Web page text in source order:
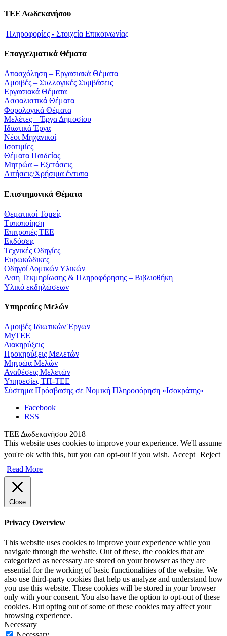
ΤΕΕ Δωδεκανήσου
Πληροφορίες - Στοιχεία Επικοινωνίας
Επαγγελματικά Θέματα
Απασχόληση – Εργασιακά Θέματα
Αμοιβές – Συλλογικές Συμβάσεις
Εργασιακά Θέματα
Ασφαλιστικά Θέματα
Φορολογικά Θέματα
Μελέτες – Έργα Δημοσίου
Ιδιωτικά Έργα
Νέοι Μηχανικοί
Ισοτιμίες
Θέματα Παιδείας
Μητρώα – Εξετάσεις
Αιτήσεις/Χρήσιμα έντυπα
Επιστημονικά Θέματα
Θεματικοί Τομείς
Τυποποίηση
Επιτροπές ΤΕΕ
Εκδόσεις
Τεχνικές Οδηγίες
Ευρωκώδικες
Οδηγοί Δομικών Υλικών
Δ/ση Τεκμηρίωσης & Πληροφόρησης – Βιβλιοθήκη
Υλικό εκδηλώσεων
Υπηρεσίες Μελών
Αμοιβές Ιδιωτικών Έργων
MyTEE
Διακηρύξεις
Προκηρύξεις Μελετών
Μητρώα Μελών
Αναθέσεις Μελετών
Υπηρεσίες ΤΠ-ΤΕΕ
Σύστημα Πρόσβασης σε Νομική Πληροφόρηση «Ισοκράτης»
Facebook
RSS
ΤΕΕ Δωδεκανήσου 2018
This website uses cookies to improve your experience. We'll assume
you're ok with this, but you can opt-out if you wish. Accept Reject
Read More
Close
Privacy Overview
This website uses cookies to improve your experience while you
navigate through the website. Out of these, the cookies that are
categorized as necessary are stored on your browser as they are
essential for the working of basic functionalities of the website. We
also use third-party cookies that help us analyze and understand how
you use this website. These cookies will be stored in your browser
only with your consent. You also have the option to opt-out of these
cookies. But opting out of some of these cookies may affect your
browsing experience.
Necessary